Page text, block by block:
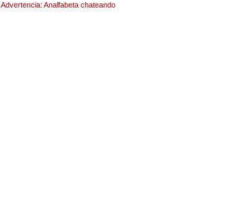
Advertencia: Analfabeta chateando